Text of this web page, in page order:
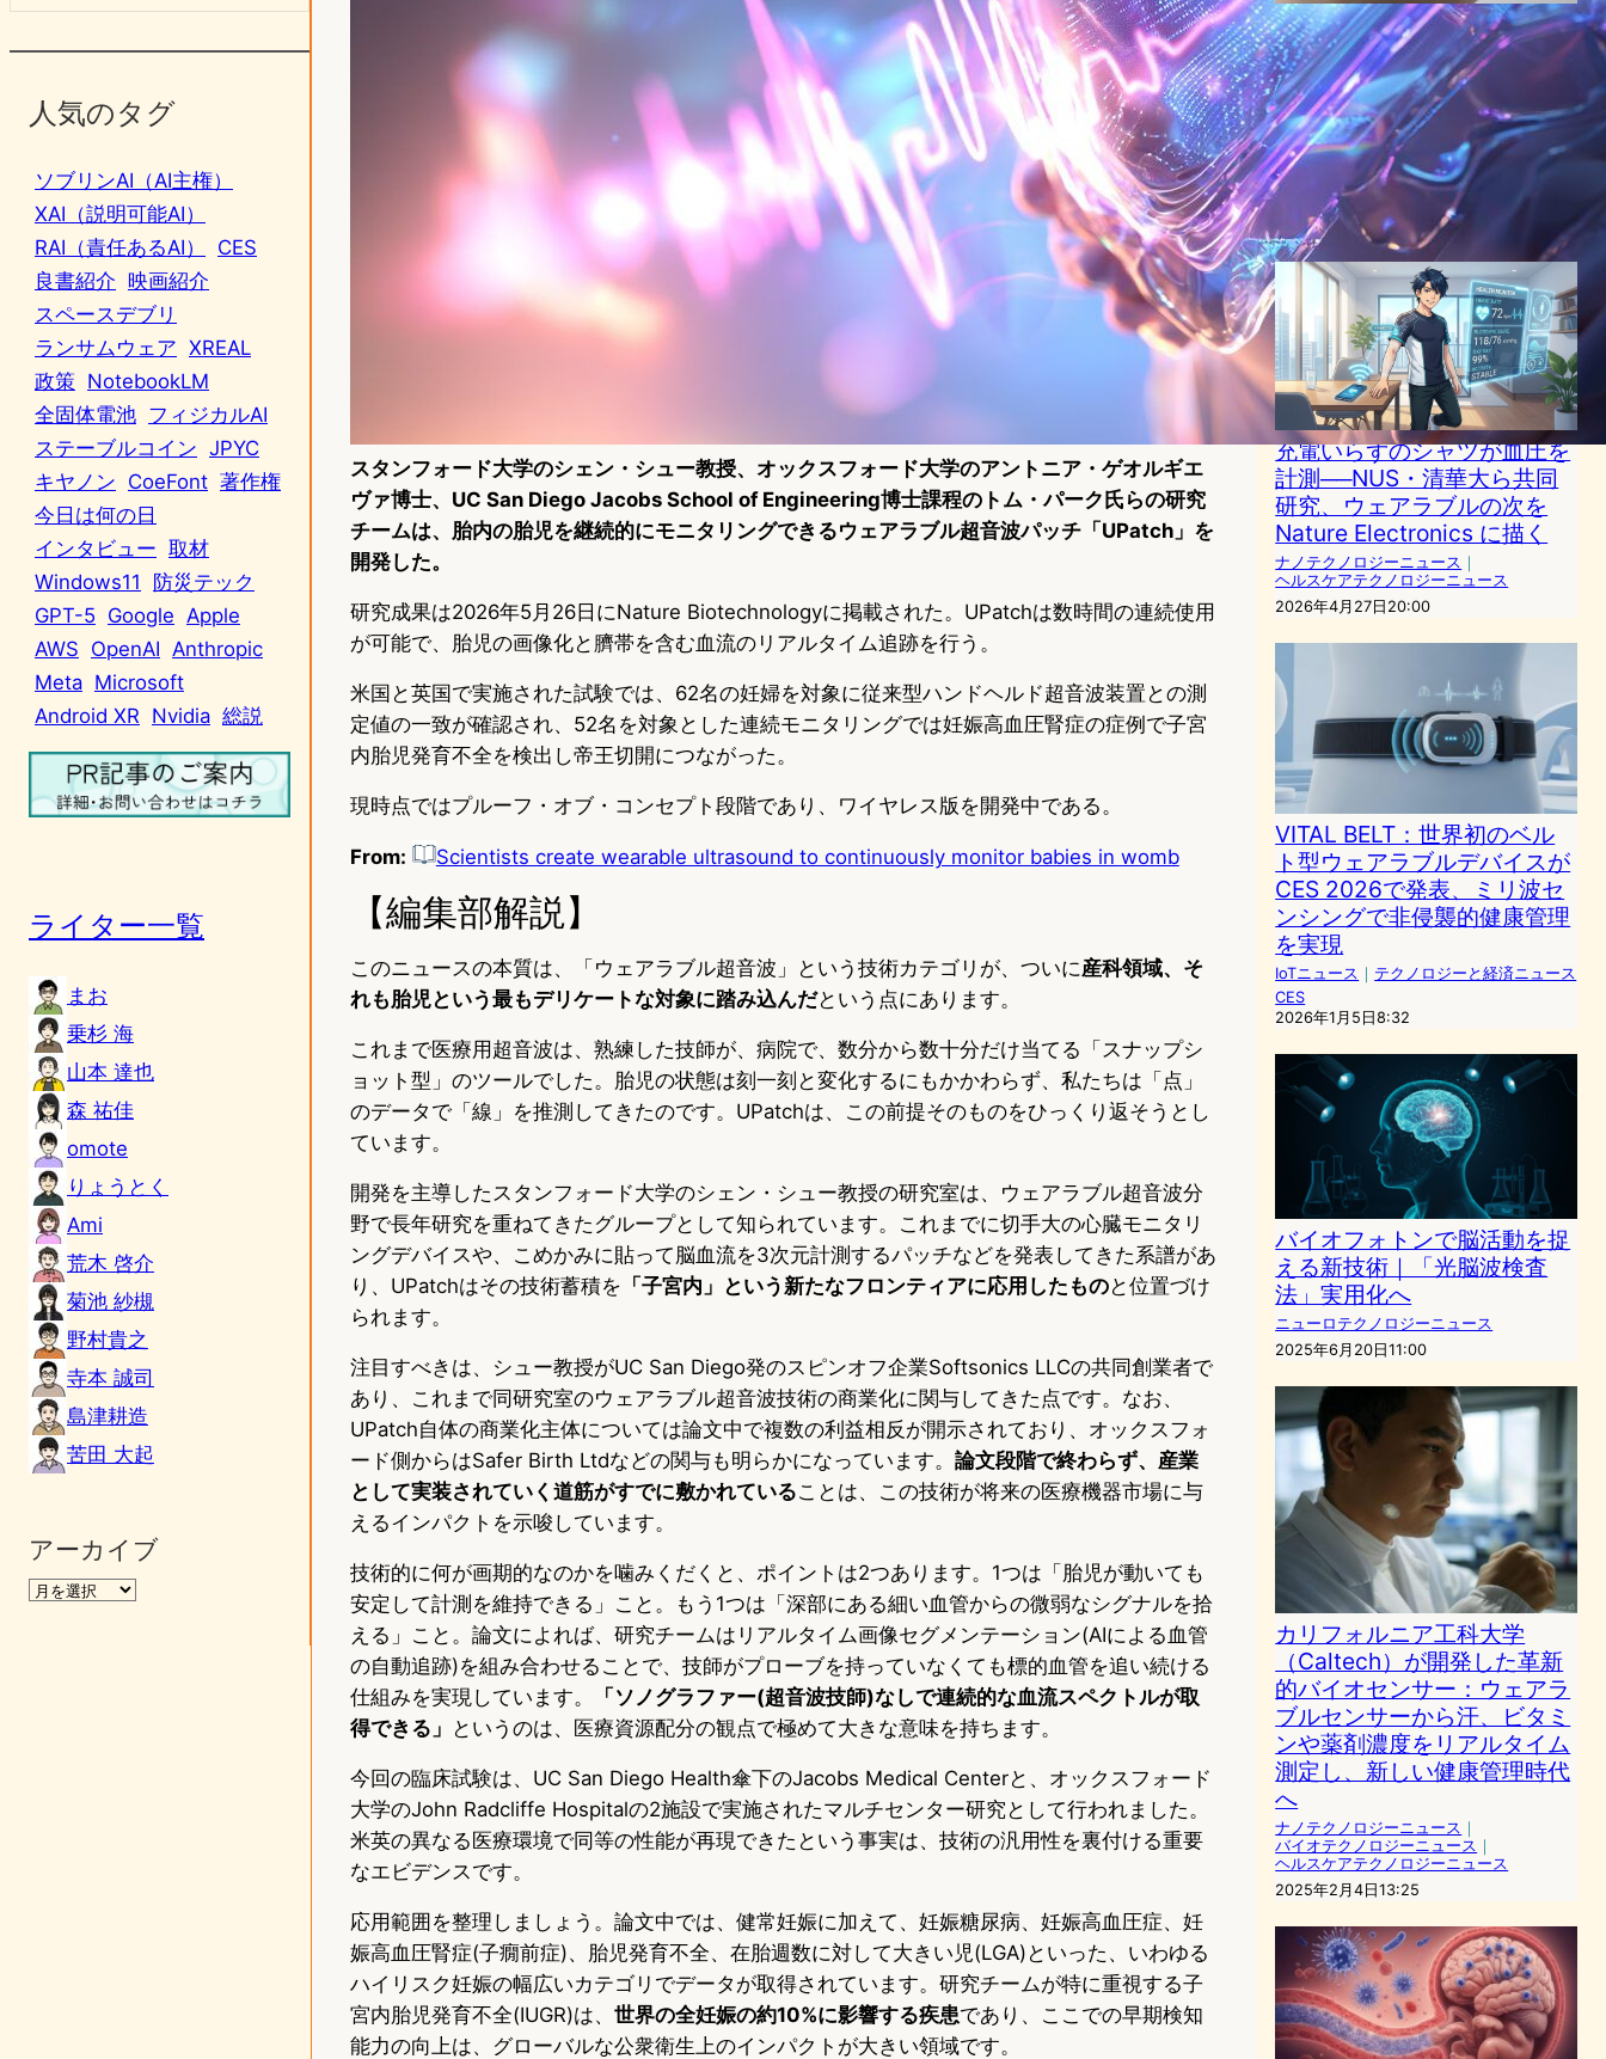
人気のタグ
ソブリンAI（AI主権）
XAI（説明可能AI）
RAI（責任あるAI）
CES
良書紹介 映画紹介
スペースデブリ
ランサムウェア XREAL
政策 NotebookLM
全固体電池 フィジカルAI
ステーブルコイン JPYC
キヤノン CoeFont 著作権
今日は何の日
インタビュー 取材
Windows11
防災テック
GPT-5 Google Apple
AWS OpenAI Anthropic
Meta Microsoft
Android XR Nvidia 総説
ライター一覧
まお
乗杉 海
山本 達也
森 祐佳
omote
りょうとく
Ami
荒木 啓介
菊池 紗槻
野村貴之
寺本 誠司
島津耕造
苦田 大起
アーカイブ
スタンフォード大学のシェン・シュー教授、オックスフォード大学のアントニア・ゲオルギエ
ヴァ博士、UC San Diego Jacobs School of Engineering博士課程のトム・パーク氏らの研究
チームは、胎内の胎児を継続的にモニタリングできるウェアラブル超音波パッチ「UPatch」を
開発した。
研究成果は2026年5月26日にNature Biotechnologyに掲載された。UPatchは数時間の連続使用
が可能で、胎児の画像化と臍帯を含む血流のリアルタイム追跡を行う。
米国と英国で実施された試験では、62名の妊婦を対象に従来型ハンドヘルド超音波装置との測
定値の一致が確認され、52名を対象とした連続モニタリングでは妊娠高血圧腎症の症例で子宮
内胎児発育不全を検出し帝王切開につながった。
現時点ではプルーフ・オブ・コンセプト段階であり、ワイヤレス版を開発中である。
From: Scientists create wearable ultrasound to continuously monitor babies in womb
【編集部解説】
このニュースの本質は、「ウェアラブル超音波」という技術カテゴリが、ついに産科領域、そ
れも胎児という最もデリケートな対象に踏み込んだという点にあります。
これまで医療用超音波は、熟練した技師が、病院で、数分から数十分だけ当てる「スナップシ
ョット型」のツールでした。胎児の状態は刻一刻と変化するにもかかわらず、私たちは「点」
のデータで「線」を推測してきたのです。UPatchは、この前提そのものをひっくり返そうとし
ています。
開発を主導したスタンフォード大学のシェン・シュー教授の研究室は、ウェアラブル超音波分
野で長年研究を重ねてきたグループとして知られています。これまでに切手大の心臓モニタリ
ングデバイスや、こめかみに貼って脳血流を3次元計測するパッチなどを発表してきた系譜があ
り、UPatchはその技術蓄積を 「子宮内」という新たなフロンティアに応用したものと位置づけ
られます。
注目すべきは、シュー教授がUC San Diego発のスピンオフ企業Softsonics LLCの共同創業者で
あり、これまで同研究室のウェアラブル超音波技術の商業化に関与してきた点です。なお、
UPatch自体の商業化主体については論文中で複数の利益相反が開示されており、オックスフォ
ード側からはSafer Birth Ltdなどの関与も明らかになっています。 論文段階で終わらず、産業
として実装されていく道筋がすでに敷かれていることは、この技術が将来の医療機器市場に与
えるインパクトを示唆しています。
技術的に何が画期的なのかを噛みくだくと、ポイントは2つあります。1つは「胎児が動いても
安定して計測を維持できる」こと。もう1つは「深部にある細い血管からの微弱なシグナルを拾
える」こと。論文によれば、研究チームはリアルタイム画像セグメンテーション(AIによる血管
の自動追跡)を組み合わせることで、技師がプローブを持っていなくても標的血管を追い続ける
仕組みを実現しています。
「ソノグラファー(超音波技師)なしで連続的な血流スペクトルが取
得できる」 というのは、医療資源配分の観点で極めて大きな意味を持ちます。
今回の臨床試験は、UC San Diego Health傘下のJacobs Medical Centerと、オックスフォード
大学のJohn Radcliffe Hospitalの2施設で実施されたマルチセンター研究として行われました。
米英の異なる医療環境で同等の性能が再現できたという事実は、技術の汎用性を裏付ける重要
なエビデンスです。
応用範囲を整理しましょう。論文中では、健常妊娠に加えて、妊娠糖尿病、妊娠高血圧症、妊
娠高血圧腎症(子癇前症)、胎児発育不全、在胎週数に対して大きい児(LGA)といった、いわゆる
ハイリスク妊娠の幅広いカテゴリでデータが取得されています。研究チームが特に重視する子
宮内胎児発育不全(IUGR)は、 世界の全妊娠の約10%に影響する疾患であり、ここでの早期検知
能力の向上は、グローバルな公衆衛生上のインパクトが大きい領域です。
シカゴ大学研究の皮膚のよう
に伸びる電子パッチ｜体に貼
ったままAIが動く、サーバー
不要の医療デバイスが実証段
階へ
AI（人工知能）ニュース｜
エッジコンピューティングニュース
ヘルスケアテクノロジーニュース
2026年6月8日17:42
充電いらずのシャツが血圧を
計測──NUS・清華大ら共同
研究、ウェアラブルの次を
Nature Electronics に描く
ナノテクノロジーニュース ｜
ヘルスケアテクノロジーニュース
2026年4月27日20:00
VITAL BELT：世界初のベル
ト型ウェアラブルデバイスが
CES 2026で発表、ミリ波セ
ンシングで非侵襲的健康管理
を実現
IoTニュース ｜ テクノロジーと経済ニュース
CES
2026年1月5日8:32
バイオフォトンで脳活動を捉
える新技術｜「光脳波検査
法」実用化へ
ニューロテクノロジーニュース
2025年6月20日11:00
カリフォルニア工科大学
（Caltech）が開発した革新
的バイオセンサー：ウェアラ
ブルセンサーから汗、ビタミ
ンや薬剤濃度をリアルタイム
測定し、新しい健康管理時代
へ
ナノテクノロジーニュース ｜
バイオテクノロジーニュース ｜
ヘルスケアテクノロジーニュース
2025年2月4日13:25